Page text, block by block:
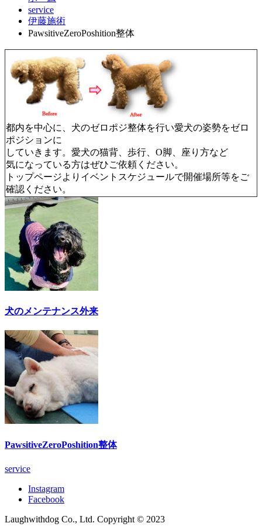
service
伊藤施術
PawsitiveZeroPoshition整体
都内を中心に、犬のゼロポジ整体を行い愛犬の姿勢をゼロ
ポジションに
していきます。愛犬の猫背、歩行、O脚、座り方など
気になっている方はぜひご依頼ください。
トップページよりイベントスケジュールで開催場所等をご
確認ください。
犬のメンテナンス外来
PawsitiveZeroPoshition整体
service
Instagram
Facebook
Laughwithdog Co., Ltd. Copyright © 2023